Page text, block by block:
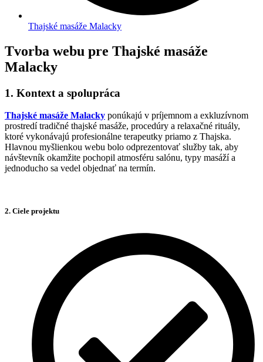
Thajské masáže Malacky
Tvorba webu pre Thajské masáže
Malacky
1. Kontext a spolupráca
Thajské masáže Malacky ponúkajú v príjemnom a exkluzívnom
prostredí tradičné thajské masáže, procedúry a relaxačné rituály,
ktoré vykonávajú profesionálne terapeutky priamo z Thajska.
Hlavnou myšlienkou webu bolo odprezentovať služby tak, aby
návštevník okamžite pochopil atmosféru salónu, typy masáží a
jednoducho sa vedel objednať na termín.
2. Ciele projektu